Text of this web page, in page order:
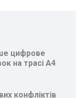
цифрове
на трасі A4
конфліктів